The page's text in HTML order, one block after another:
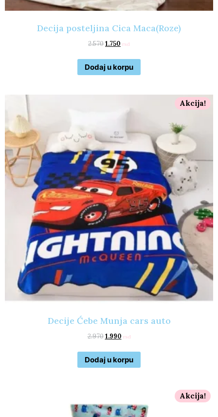
Decija posteljina Cica Maca(Roze)
2.5701.750 rsd
Dodaj u korpu
Akcija!
Decije Ćebe Munja cars auto
2.970 1.990 rsd
Dodaj u korpu
Akcija!